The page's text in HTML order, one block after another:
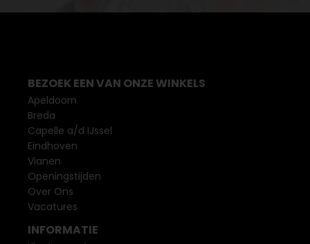
BEZOEK EEN VAN ONZE WINKELS
Apeldoorn
Breda
Capelle a/d IJssel
Eindhoven
Vianen
Openingstijden
Over Ons
Vacatures
INFORMATIE